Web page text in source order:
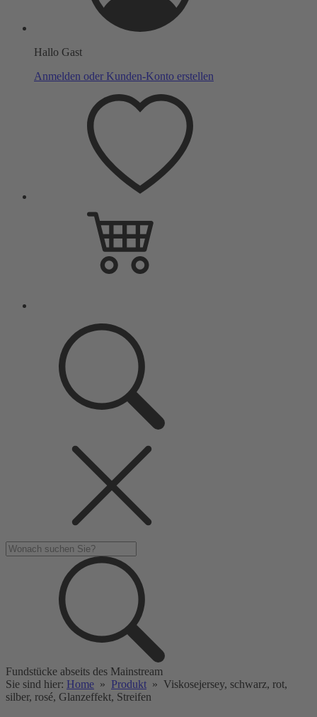
Hallo Gast
Anmelden oder Kunden-Konto erstellen
Fundstücke abseits des Mainstream
Sie sind hier: Home » Produkt » Viskosejersey, schwarz, rot,
silber, rosé, Glanzeffekt, Streifen